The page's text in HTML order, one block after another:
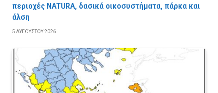
περιοχές NATURA, δασικά οικοσυστήματα, πάρκα και
άλση
5 ΑΥΓΟΎΣΤΟΥ 2026